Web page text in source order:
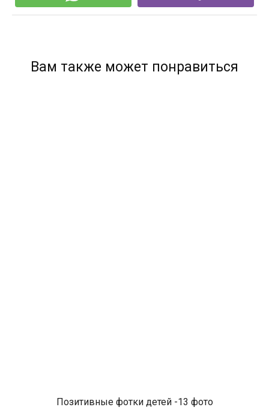
Вам также может понравиться
Позитивные фотки детей -13 фото